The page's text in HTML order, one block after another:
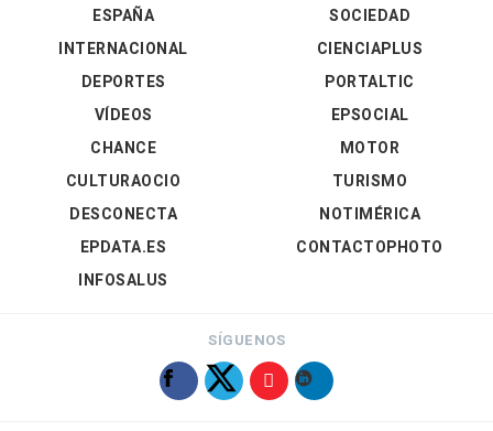
ESPAÑA
INTERNACIONAL
DEPORTES
VÍDEOS
SOCIEDAD
CIENCIAPLUS
PORTALTIC
EPSOCIAL
CHANCE
CULTURAOCIO
DESCONECTA
EPDATA.ES
INFOSALUS
MOTOR
TURISMO
NOTIMÉRICA
CONTACTOPHOTO
SÍGUENOS